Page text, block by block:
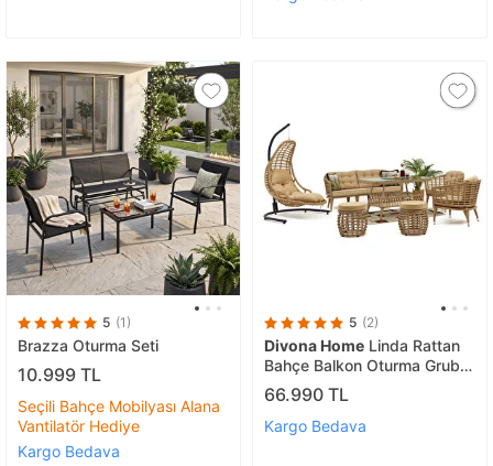
5 (1)
Brazza Oturma Seti
10.999 TL
Seçili Bahçe Mobilyası Alana
Vantilatör Hediye
Kargo Bedava
5 (2)
Divona Home Linda Rattan
Bahçe Balkon Oturma Grubu
(3 1 1 Masa 2 Puf) Salıncak
66.990 TL
Kargo Bedava